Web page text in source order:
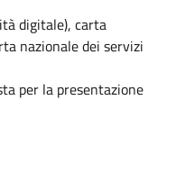
digitale), carta
nazionale dei servizi
per la presentazione